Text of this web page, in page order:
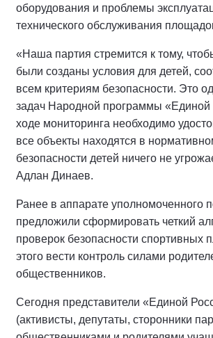
оборудования и проблемы
технического обслуживания
«Наша партия стремится к тому,
были созданы условия для детей,
всем критериям безопасности. Это
задач Народной программы «Единой
ходе мониторинга необходимо
все объекты находятся в
безопасности детей ничего не
Адлан Динаев.
Ранее в аппарате уполномоченного
предложили сформировать четкий
проверок безопасности спортивных
этого вести контроль силами
общественников.
Сегодня представители «Единой
(активисты, депутаты, сторонники